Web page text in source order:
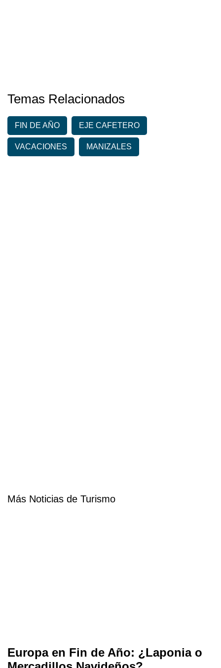
Temas Relacionados
FIN DE AÑO EJE CAFETERO
VACACIONES MANIZALES
Más Noticias de Turismo
Europa en Fin de Año: ¿Laponia o